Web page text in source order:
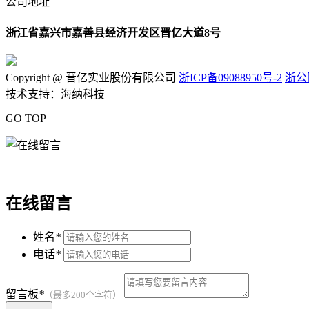
浙江省嘉兴市嘉善县经济开发区晋亿大道8号
Copyright @ 晋亿实业股份有限公司 浙ICP备09088950号-2 浙公
技术支持：海纳科技
GO TOP
在线留言
姓名*
电话*
留言板* （最多200个字符）